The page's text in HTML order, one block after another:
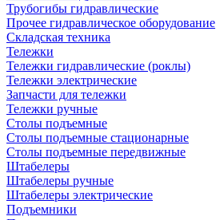
Трубогибы гидравлические
Прочее гидравлическое оборудование
Складская техника
Тележки
Тележки гидравлические (роклы)
Тележки электрические
Запчасти для тележки
Тележки ручные
Столы подъемные
Столы подъемные стационарные
Столы подъемные передвижные
Штабелеры
Штабелеры ручные
Штабелеры электрические
Подъемники